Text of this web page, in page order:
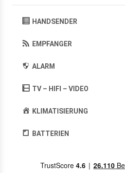
HANDSENDER
EMPFANGER
ALARM
TV – HIFI – VIDEO
KLIMATISIERUNG
BATTERIEN